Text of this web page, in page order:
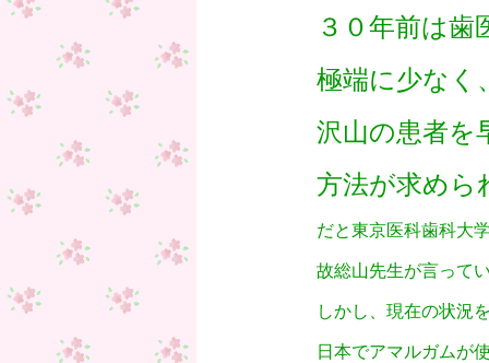
３０年前は歯
極端に少なく
沢山の患者を
方法が求めら
だと東京医科歯科大
故総山先生が言って
しかし、現在の状況
日本でアマルガムが